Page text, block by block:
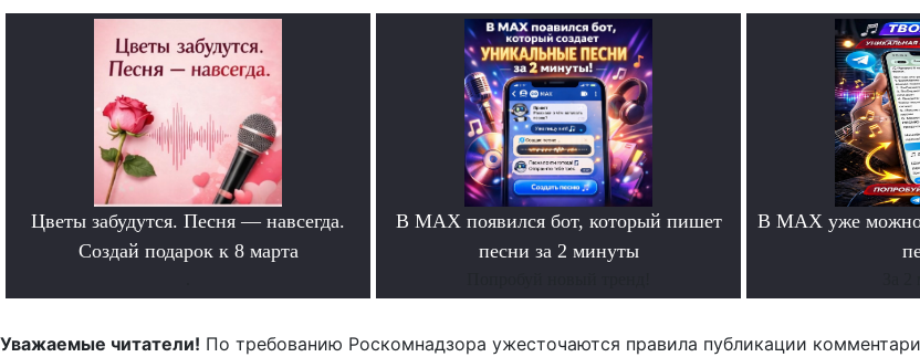
Цветы забудутся. Песня — навсегда.
Создай подарок к 8 марта
В MAX появился бот, который пишет
песни за 2 минуты
В MAX уже можно
Уважаемые читатели! По требованию Роскомнадзора ужесточаются правила публикации